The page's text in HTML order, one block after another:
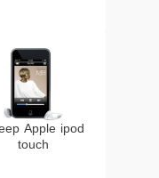
Apple ipod
touch